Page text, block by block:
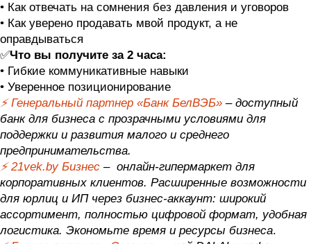
• Как отвечать на сомнения без давления и уговоров
• Как уверено продавать мвой продукт, а не
оправдываться
✅Что вы получите за 2 часа:
• Гибкие коммуникативные навыки
• Уверенное позиционирование
⚡️Генеральный партнер «Банк БелВЭБ» – доступный
банк для бизнеса с прозрачными условиями для
поддержки и развития малого и среднего
предпринимательства.
⚡️ 21vek.by Бизнес – онлайн-гипермаркет для
корпоративных клиентов. Расширенные возможности
для юрлиц и ИП через бизнес-аккаунт: широкий
ассортимент, полностью цифровой формат, удобная
логистика. Экономьте время и ресурсы бизнеса.